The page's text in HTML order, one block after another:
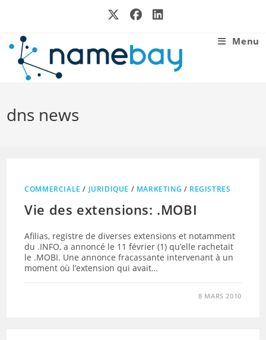
Menu
dns news
COMMERCIALE / JURIDIQUE / MARKETING / REGISTRES
Vie des extensions: .MOBI
Afilias, registre de diverses extensions et notamment
du .INFO, a annoncé le 11 février (1) qu’elle rachetait
le .MOBI. Une annonce fracassante intervenant à un
moment où l’extension qui avait…
8 MARS 2010